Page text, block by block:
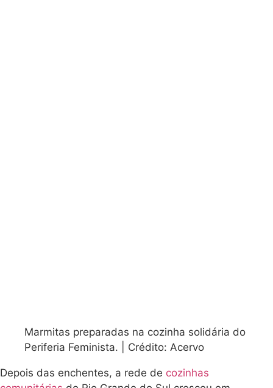
Marmitas preparadas na cozinha solidária do
Periferia Feminista. | Crédito: Acervo
Depois das enchentes, a rede de cozinhas